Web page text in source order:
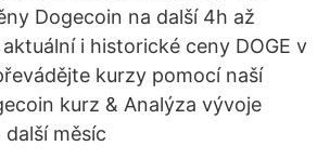
Dogecoin na další 4h až
i historické ceny DOGE v
kurzy pomocí naší
kurz & Analýza vývoje
další měsíc